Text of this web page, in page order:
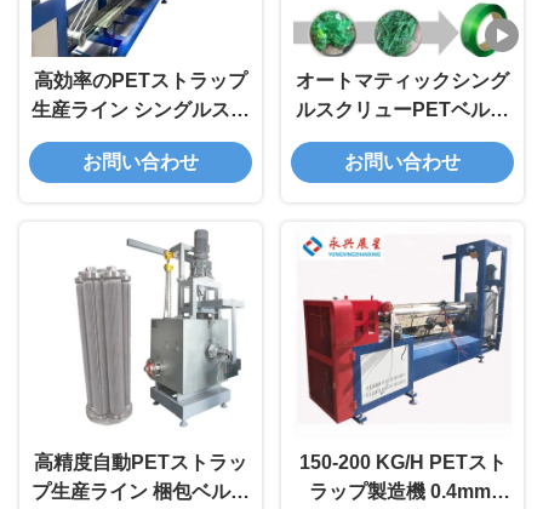
高効率のPETストラップ
生産ライン シングルスク
リュー
お問い合わせ
オートマティックシング
ルスクリューPETベルト
プラスチックストラップ
製造機械
お問い合わせ
高精度自動PETストラッ
プ生産ライン 梱包ベルト
150-200 KG/H PETスト
ラップ製造機 0.4mm-